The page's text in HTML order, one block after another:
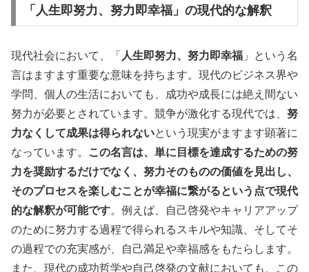
「人生即努力、努力即幸福」の現代的な解釈
現代社会において、「 人生即努力、努力即幸福 」という名
言はますます重要な意味を持ちます。現代のビジネス界や
学問、個人の生活においても、成功や成長には絶え間ない
努力が必要とされています。競争が激化する現代では、努
力なくして成果は得られないという現実がますます顕著に
なっています。
この名言は、単に目標を達成するための努
力を奨励するだけでなく、努力そのものの価値を見出し、
そのプロセスを楽しむことが幸福に繋がるという点で現代
的な解釈が可能です。例えば、自己啓発やキャリアアップ
のために努力する過程で得られるスキルや知識、そしてそ
の過程での充実感が、自己満足や幸福感をもたらします。
また、現代の成功哲学や自己啓発の文献においても、この